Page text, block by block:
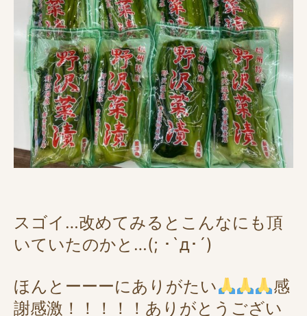
スゴイ…改めてみるとこんなにも頂
いていたのかと…(; ･`д･´)
ほんとーーーにありがたい
感
謝感激！！！！！ありがとうござい